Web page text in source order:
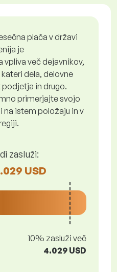
plača v državi
je
vpliva več dejavnikov,
dela, delovne
in drugo.
primerjajte svojo
na istem položaju in v
zasluži:
USD
10% zasluži več
4.029 USD